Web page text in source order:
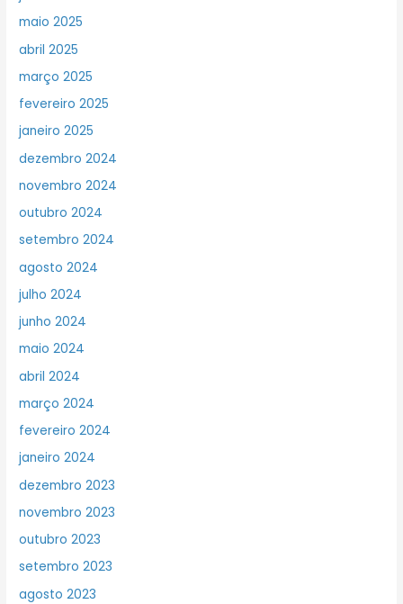
maio 2025
abril 2025
março 2025
fevereiro 2025
janeiro 2025
dezembro 2024
novembro 2024
outubro 2024
setembro 2024
agosto 2024
julho 2024
junho 2024
maio 2024
abril 2024
março 2024
fevereiro 2024
janeiro 2024
dezembro 2023
novembro 2023
outubro 2023
setembro 2023
agosto 2023